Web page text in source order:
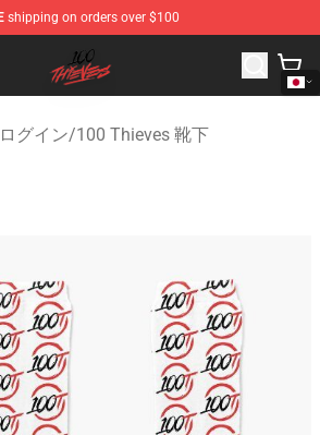
shipping on orders over $100
- Official 100 Thieves Merchandise
グイン/100 Thieves 靴下